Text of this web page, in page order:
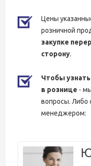
Цены
розничной
закупке
сторону.
Чтобы
в рознице -
вопросы. Либо
менеджером: